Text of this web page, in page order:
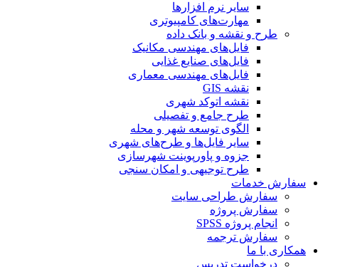
سایر نرم افزارها
مهارت‌های کامپیوتری
طرح و نقشه و بانک داده
فایل‌های مهندسی مکانیک
فایل‌های صنایع غذایی
فایل‌های مهندسی معماری
نقشه GIS
نقشه اتوکد شهری
طرح جامع و تفصیلی
الگوی توسعه شهر و محله
سایر فایل‌ها و طرح‌های شهری
جزوه و پاورپوینت شهرسازی
طرح توجیهی و امکان سنجی
سفارش خدمات
سفارش طراحی سایت
سفارش پروژه
انجام پروژه SPSS
سفارش ترجمه
همکاری با ما
درخواست تدریس